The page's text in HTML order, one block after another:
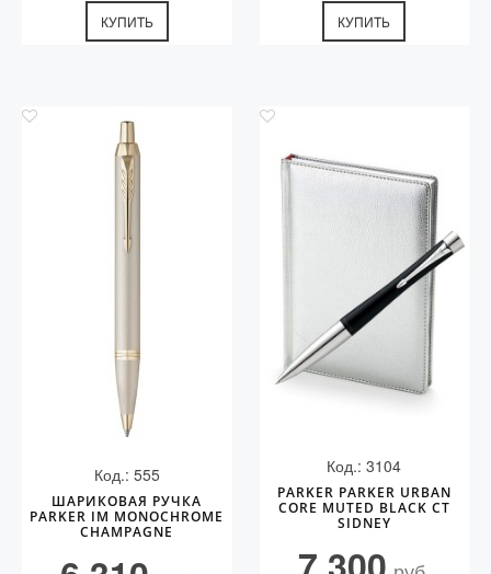
КУПИТЬ КУПИТЬ
Код.: 555
ШАРИКОВАЯ РУЧКА
PARKER IM MONOCHROME
CHAMPAGNE
Код.: 3104
PARKER PARKER URBAN
CORE MUTED BLACK CT
SIDNEY